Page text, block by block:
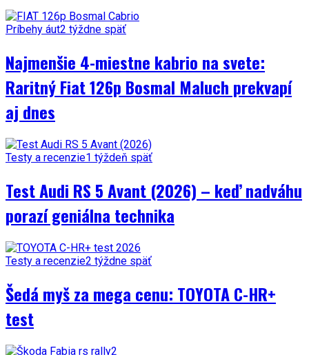
Príbehy áut2 týždne späť
Najmenšie 4-miestne kabrio na svete:
Raritný Fiat 126p Bosmal Maluch prekvapí
aj dnes
Testy a recenzie1 týždeň späť
Test Audi RS 5 Avant (2026) – keď nadváhu
porazí geniálna technika
Testy a recenzie2 týždne späť
Šedá myš za mega cenu: TOYOTA C-HR+
test